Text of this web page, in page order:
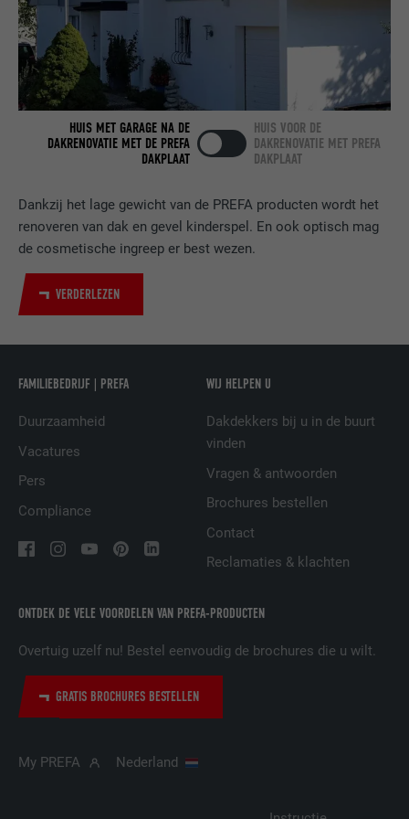
Dankzij het lage gewicht van de PREFA producten wordt het
renoveren van dak en gevel kinderspel. En ook optisch mag
de cosmetische ingreep er best wezen.
VERDERLEZEN
HUIS MET GARAGE NA DE
DAKRENOVATIE MET DE PREFA
DAKPLAAT
HUIS VOOR DE
DAKRENOVATIE MET PREFA
DAKPLAAT
ONTDEK DE VELE VOORDELEN VAN PREFA-PRODUCTEN
Overtuig uzelf nu! Bestel eenvoudig de brochures die u wilt.
GRATIS BROCHURES BESTELLEN
FAMILIEBEDRIJF | PREFA
Duurzaamheid
Vacatures
Pers
Compliance
WIJ HELPEN U
Dakdekkers bij u in de buurt
vinden
Vragen & antwoorden
Brochures bestellen
Contact
Reclamaties & klachten
My PREFA Nederland
VERVALTIJD
DOEL
Gebruikt door de socialnetworking-dienst
LinkedIn voor het volgen van het gebruik
van ingebedde diensten.
bscookie
AANBIEDER LinkedIn
VERVALTIJD 2 jaar
NAAM UserMatchHistory
AANBIEDER
DOEL
Wordt gebruikt om bezoekers op meerdere
websites te volgen, om op basis van de
voorkeuren van de bezoeker relevante
AANBIEDER LinkedIn
VERVALTIJD 1 dag
Gebruikt door de socialnetworking-dienst